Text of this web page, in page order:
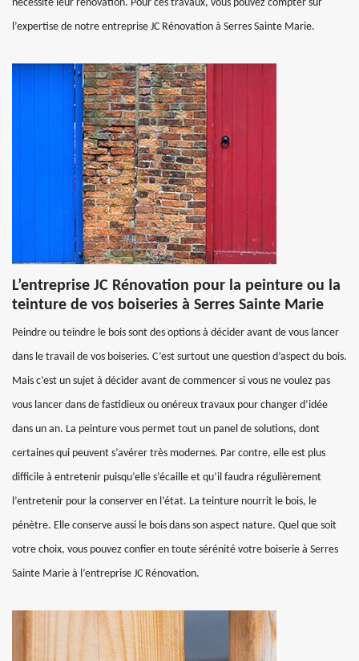
nécessite leur rénovation. Pour ces travaux, vous pouvez compter sur
l’expertise de notre entreprise JC Rénovation à Serres Sainte Marie.
L’entreprise JC Rénovation pour la peinture ou la
teinture de vos boiseries à Serres Sainte Marie
Peindre ou teindre le bois sont des options à décider avant de vous lancer
dans le travail de vos boiseries. C’est surtout une question d’aspect du bois.
Mais c’est un sujet à décider avant de commencer si vous ne voulez pas
vous lancer dans de fastidieux ou onéreux travaux pour changer d’idée
dans un an. La peinture vous permet tout un panel de solutions, dont
certaines qui peuvent s’avérer très modernes. Par contre, elle est plus
difficile à entretenir puisqu’elle s’écaille et qu’il faudra régulièrement
l’entretenir pour la conserver en l’état. La teinture nourrit le bois, le
pénètre. Elle conserve aussi le bois dans son aspect nature. Quel que soit
votre choix, vous pouvez confier en toute sérénité votre boiserie à Serres
Sainte Marie à l’entreprise JC Rénovation.